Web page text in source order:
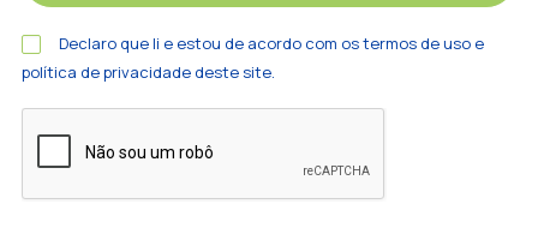
Declaro que li e estou de acordo com os termos de uso e
política de privacidade deste site.